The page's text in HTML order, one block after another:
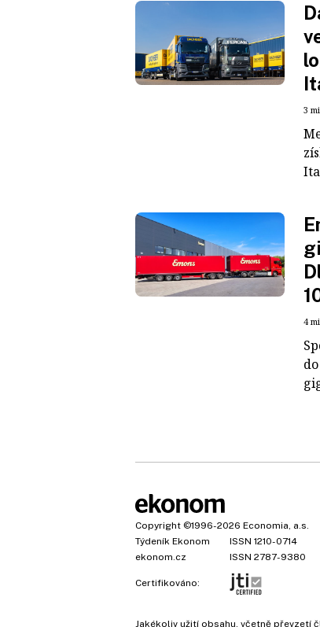
3
4
Copyright ©1996-2026 Economia, a.s.
Týdeník Ekonom
ISSN 1210-0714
ekonom.cz
ISSN 2787-9380
Certifikováno:
Jakékoliv užití obsahu, včetně převzetí